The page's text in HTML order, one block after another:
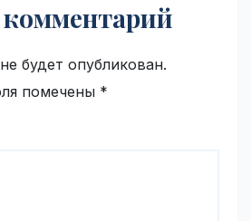
будет опубликован.
помечены *